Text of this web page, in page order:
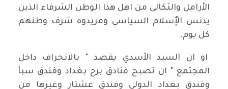
الأرامل والثكالى من اهل هذا الوطن الشرفاء الذين
يدنس الإٌسلام السياسي ومريدوه شرف وطنهم
كل يوم.
او ان السيد الأسدي يقصد " بالانحراف داخل
المجتمع " ان تصبح فنادق برج بغداد وفندق سبأ
وفندق بغداد الدولي وفندق عشتار وغيرها من